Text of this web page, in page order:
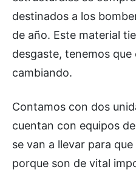
destinados a los
de año. Este material
desgaste, tenemos
cambiando.
Contamos con dos
cuentan con equipos
se van a llevar para
porque son de vital